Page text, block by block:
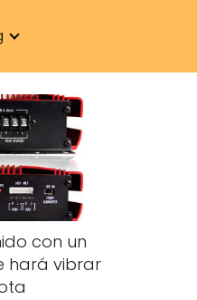
con un
hará vibrar